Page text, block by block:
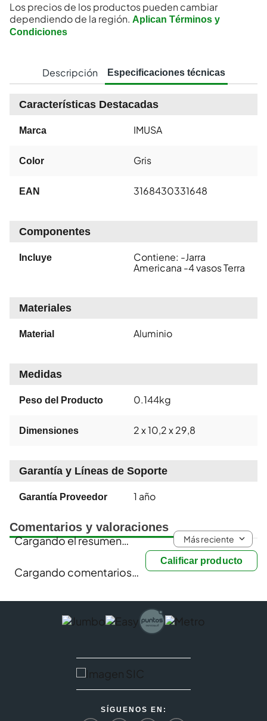
Los precios de los productos pueden cambiar
dependiendo de la región. Aplican Términos y
Condiciones
Descripción Especificaciones técnicas
Características Destacadas
Marca IMUSA
Color Gris
EAN 3168430331648
Componentes
Incluye
Contiene: -Jarra
Americana -4 vasos Terra
Materiales
Material Aluminio
Medidas
Peso del Producto 0.144kg
Dimensiones 2 x 10,2 x 29,8
Garantía y Líneas de Soporte
Garantía Proveedor 1 año
Comentarios y valoraciones
Calificar producto
Cargando el resumen… Más reciente
Cargando comentarios…
SÍGUENOS EN: